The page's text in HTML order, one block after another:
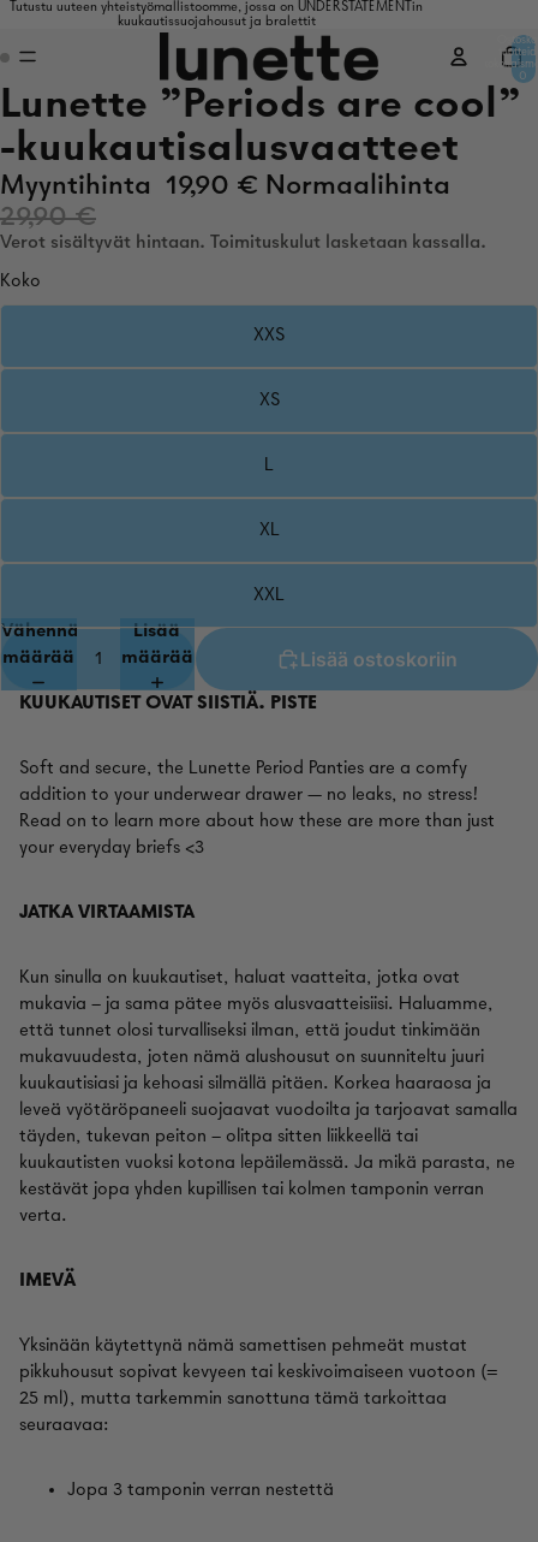
Tutustu uuteen yhteistyömallistoomme, jossa on UNDERSTATEMENTin
kuukautissuojahousut ja bralettit
0
Lunette ”Periods are cool”
-kuukautisalusvaatteet
Myyntihinta 19,90 € Normaalihinta
29,90 €
Verot sisältyvät hintaan. Toimituskulut lasketaan kassalla.
Koko
XXS
XS
L
XL
XXL
Vähennä
määrää
Lisää
määrää
Lisää ostoskoriin
KUUKAUTISET OVAT SIISTIÄ. PISTE
Soft and secure, the Lunette Period Panties are a comfy
addition to your underwear drawer — no leaks, no stress!
Read on to learn more about how these are more than just
your everyday briefs <3
JATKA VIRTAAMISTA
Kun sinulla on kuukautiset, haluat vaatteita, jotka ovat
mukavia – ja sama pätee myös alusvaatteisiisi. Haluamme,
että tunnet olosi turvalliseksi ilman, että joudut tinkimään
mukavuudesta, joten nämä alushousut on suunniteltu juuri
kuukautisiasi ja kehoasi silmällä pitäen. Korkea haaraosa ja
leveä vyötäröpaneeli suojaavat vuodoilta ja tarjoavat samalla
täyden, tukevan peiton – olitpa sitten liikkeellä tai
kuukautisten vuoksi kotona lepäilemässä. Ja mikä parasta, ne
kestävät jopa yhden kupillisen tai kolmen tamponin verran
verta.
IMEVÄ
Yksinään käytettynä nämä samettisen pehmeät mustat
pikkuhousut sopivat kevyeen tai keskivoimaiseen vuotoon (=
25 ml), mutta tarkemmin sanottuna tämä tarkoittaa
seuraavaa:
Jopa 3 tamponin verran nestettä